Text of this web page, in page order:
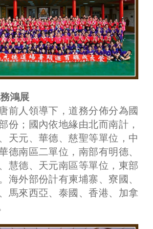
鴻展
前人領導下，道務分佈分為國
份；國內依地緣由北而南計，
天元、華德、慈聖等單位，中
德南區二單位，南部有明德、
慧德、天元南區等單位，東部
海外部份計有柬埔寨、寮國、
馬來西亞、泰國、香港、加拿